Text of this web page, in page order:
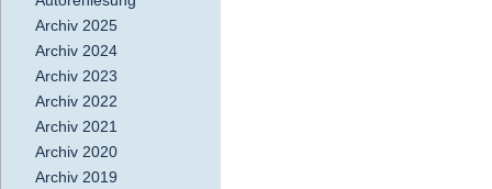
Archiv 2025
Archiv 2024
Archiv 2023
Archiv 2022
Archiv 2021
Archiv 2020
Archiv 2019